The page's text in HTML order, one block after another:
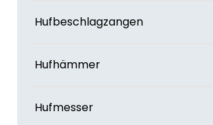
Hufbeschlagzangen
Hufhämmer
Hufmesser